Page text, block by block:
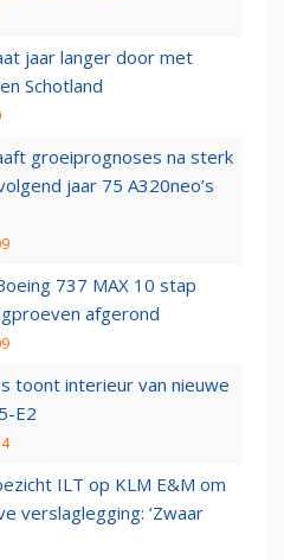
jaar langer door met
Schotland
groeiprognoses na sterk
jaar 75 A320neo’s
737 MAX 10 stap
afgerond
toont interieur van nieuwe
E2
ILT op KLM E&M om
verslaglegging: ‘Zwaar